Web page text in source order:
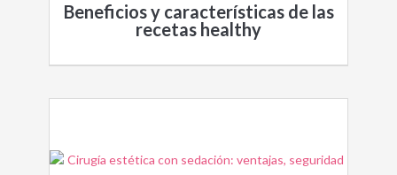
Beneficios y características de las
recetas healthy